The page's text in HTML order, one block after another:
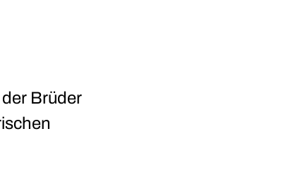
Brüder